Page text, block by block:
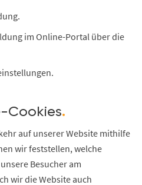
im Online-Portal über die
Cookies.
auf unserer Website mithilfe
wir feststellen, welche
Besucher am
wir die Website auch